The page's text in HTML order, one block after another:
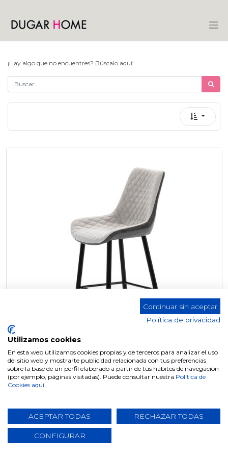
¡Hay algo que no encuentres? Búscalo aquí:
Continuar sin aceptar
Política de privacidad
Utilizamos cookies
En esta web utilizamos cookies propias y de terceros para analizar el uso
del sitio web y mostrarte publicidad relacionada con tus preferencias
sobre la base de un perfil elaborado a partir de tus hábitos de navegación
(por ejemplo, páginas visitadas). Puede consultar nuestra Política de
Cookies aquí.
ACEPTAR TODAS RECHAZAR TODAS
CONFIGURAR